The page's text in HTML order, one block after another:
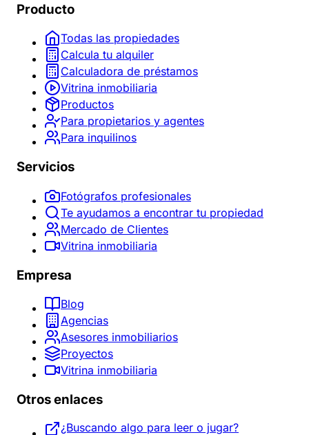
Producto
Todas las propiedades
Calcula tu alquiler
Calculadora de préstamos
Vitrina inmobiliaria
Productos
Para propietarios y agentes
Para inquilinos
Servicios
Fotógrafos profesionales
Te ayudamos a encontrar tu propiedad
Mercado de Clientes
Vitrina inmobiliaria
Empresa
Blog
Agencias
Asesores inmobiliarios
Proyectos
Vitrina inmobiliaria
Otros enlaces
¿Buscando algo para leer o jugar?